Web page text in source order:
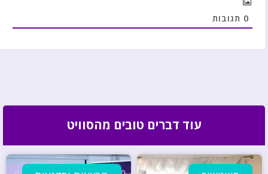
0 תגובות
עוד דברים טובים מהסוויט